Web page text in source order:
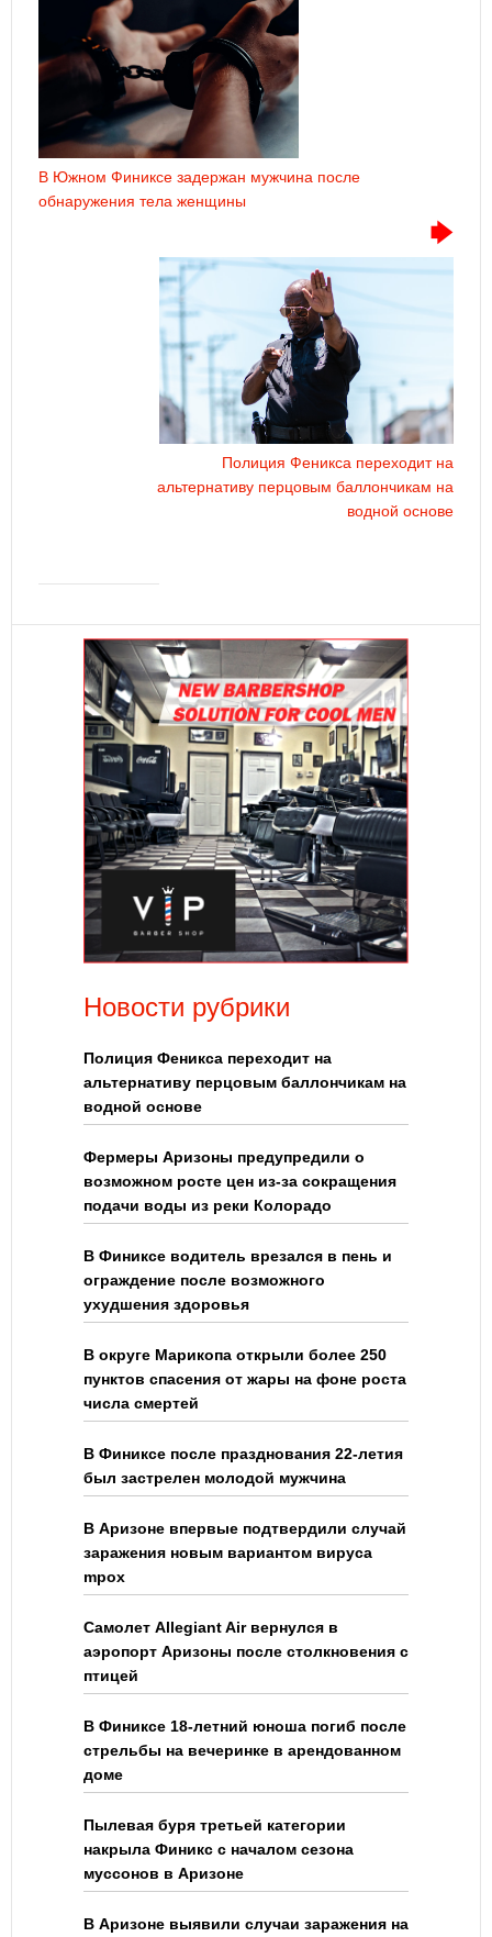
В Южном Финиксе задержан мужчина после
обнаружения тела женщины
Полиция Феникса переходит на
альтернативу перцовым баллончикам на
водной основе
Новости рубрики
Полиция Феникса переходит на
альтернативу перцовым баллончикам на
водной основе
Фермеры Аризоны предупредили о
возможном росте цен из-за сокращения
подачи воды из реки Колорадо
В Финиксе водитель врезался в пень и
ограждение после возможного
ухудшения здоровья
В округе Марикопа открыли более 250
пунктов спасения от жары на фоне роста
числа смертей
В Финиксе после празднования 22-летия
был застрелен молодой мужчина
В Аризоне впервые подтвердили случай
заражения новым вариантом вируса
mpox
Самолет Allegiant Air вернулся в
аэропорт Аризоны после столкновения с
птицей
В Финиксе 18-летний юноша погиб после
стрельбы на вечеринке в арендованном
доме
Пылевая буря третьей категории
накрыла Финикс с началом сезона
муссонов в Аризоне
В Аризоне выявили случаи заражения на